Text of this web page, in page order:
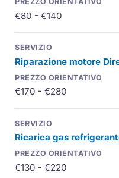
€80 - €140
Riparazione motore
€170 - €280
Ricarica gas
€130 - €220